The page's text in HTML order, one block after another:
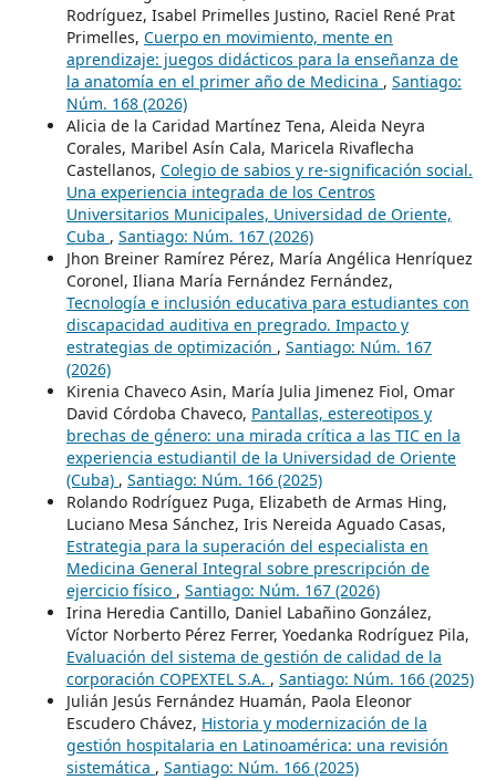
Rodríguez, Isabel Primelles Justino, Raciel René Prat
Primelles, Cuerpo en movimiento, mente en
aprendizaje: juegos didácticos para la enseñanza de
la anatomía en el primer año de Medicina , Santiago:
Núm. 168 (2026)
Alicia de la Caridad Martínez Tena, Aleida Neyra
Corales, Maribel Asín Cala, Maricela Rivaflecha
Castellanos, Colegio de sabios y re-significación social.
Una experiencia integrada de los Centros
Universitarios Municipales, Universidad de Oriente,
Cuba , Santiago: Núm. 167 (2026)
Jhon Breiner Ramírez Pérez, María Angélica Henríquez
Coronel, Iliana María Fernández Fernández,
Tecnología e inclusión educativa para estudiantes con
discapacidad auditiva en pregrado. Impacto y
estrategias de optimización , Santiago: Núm. 167
(2026)
Kirenia Chaveco Asin, María Julia Jimenez Fiol, Omar
David Córdoba Chaveco, Pantallas, estereotipos y
brechas de género: una mirada crítica a las TIC en la
experiencia estudiantil de la Universidad de Oriente
(Cuba) , Santiago: Núm. 166 (2025)
Rolando Rodríguez Puga, Elizabeth de Armas Hing,
Luciano Mesa Sánchez, Iris Nereida Aguado Casas,
Estrategia para la superación del especialista en
Medicina General Integral sobre prescripción de
ejercicio físico , Santiago: Núm. 167 (2026)
Irina Heredia Cantillo, Daniel Labañino González,
Víctor Norberto Pérez Ferrer, Yoedanka Rodríguez Pila,
Evaluación del sistema de gestión de calidad de la
corporación COPEXTEL S.A. , Santiago: Núm. 166 (2025)
Julián Jesús Fernández Huamán, Paola Eleonor
Escudero Chávez, Historia y modernización de la
gestión hospitalaria en Latinoamérica: una revisión
sistemática , Santiago: Núm. 166 (2025)